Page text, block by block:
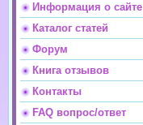
Информация о сайте
Каталог статей
Форум
Книга отзывов
Контакты
FAQ вопрос/ответ